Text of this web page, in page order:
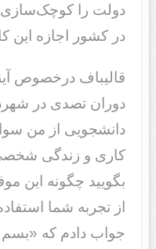
دولت را کوچک‌سازی
در کشور اجازه این
قالیباف درخصوص
دوران تصدی در
دانشجویی از من
کاری و زندگی
بگویید چگونه این
از تجربه شما
جواب دادم که «بسم‌